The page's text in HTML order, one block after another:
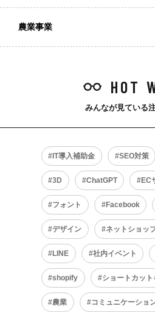
農業事業
HOT
みんなが見ている
IT導入補助金 SEO対策
3D ChatGPT EC
フォント Facebook
デザイン ネットショッ
LINE 社内イベント
shopify ショートカット
農業 コミュニケーショ